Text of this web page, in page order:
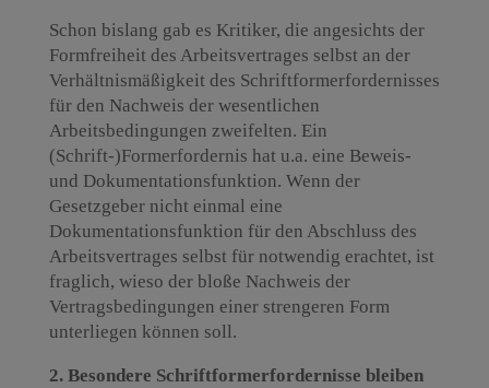
Schon bislang gab es Kritiker, die angesichts der
Formfreiheit des Arbeitsvertrages selbst an der
Verhältnismäßigkeit des Schriftformerfordernisses
für den Nachweis der wesentlichen
Arbeitsbedingungen zweifelten. Ein
(Schrift-)Formerfordernis hat u.a. eine Beweis-
und Dokumentationsfunktion. Wenn der
Gesetzgeber nicht einmal eine
Dokumentationsfunktion für den Abschluss des
Arbeitsvertrages selbst für notwendig erachtet, ist
fraglich, wieso der bloße Nachweis der
Vertragsbedingungen einer strengeren Form
unterliegen können soll.
2. Besondere Schriftformerfordernisse bleiben